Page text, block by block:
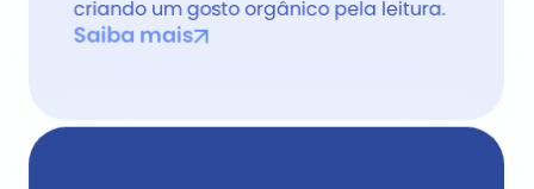
criando um gosto orgânico pela leitura.
Saiba mais